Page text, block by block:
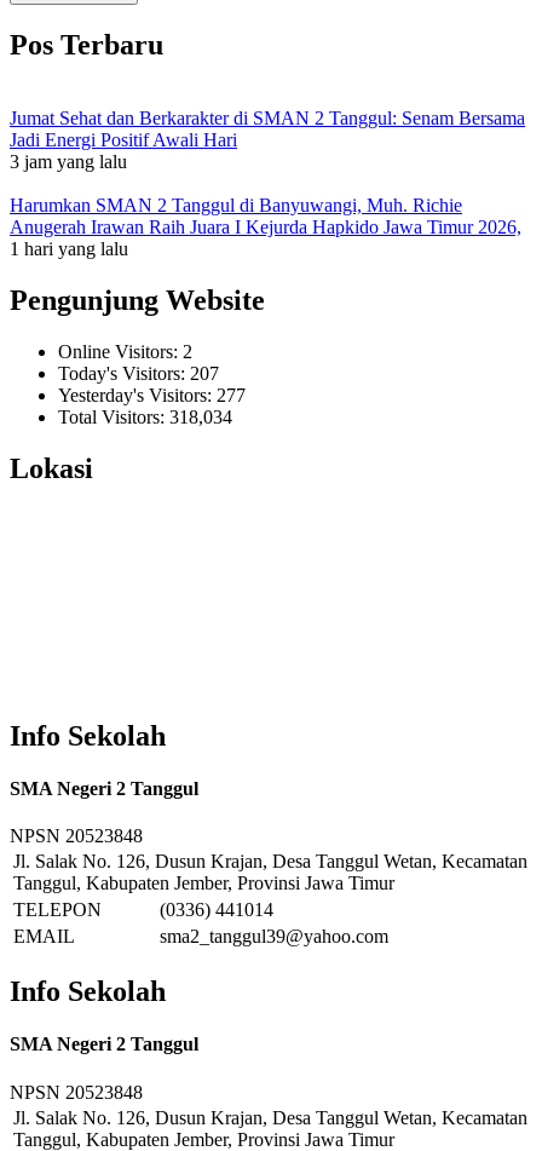
Pos Terbaru
Jumat Sehat dan Berkarakter di SMAN 2 Tanggul: Senam Bersama
Jadi Energi Positif Awali Hari
3 jam yang lalu
Harumkan SMAN 2 Tanggul di Banyuwangi, Muh. Richie
Anugerah Irawan Raih Juara I Kejurda Hapkido Jawa Timur 2026,
1 hari yang lalu
Pengunjung Website
Online Visitors: 2
Today's Visitors: 207
Yesterday's Visitors: 277
Total Visitors: 318,034
Lokasi
Info Sekolah
SMA Negeri 2 Tanggul
NPSN 20523848
Jl. Salak No. 126, Dusun Krajan, Desa Tanggul Wetan, Kecamatan
Tanggul, Kabupaten Jember, Provinsi Jawa Timur
TELEPON
(0336) 441014
EMAIL
sma2_tanggul39@yahoo.com
Info Sekolah
SMA Negeri 2 Tanggul
NPSN 20523848
Jl. Salak No. 126, Dusun Krajan, Desa Tanggul Wetan, Kecamatan
Tanggul, Kabupaten Jember, Provinsi Jawa Timur